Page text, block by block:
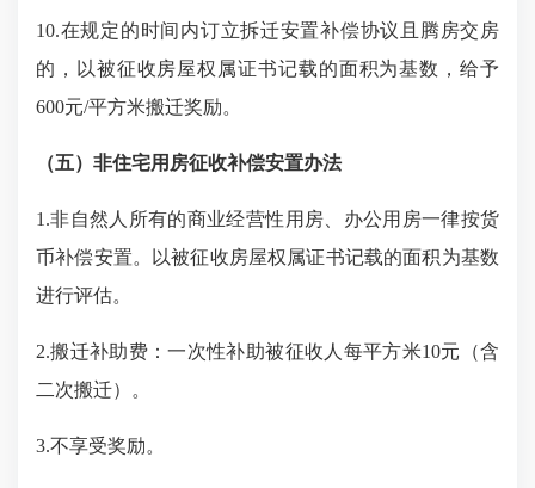
10.在规定的时间内订立拆迁安置补偿协议且腾房交房
的，
以被征收房屋权属证书记载的面积为基数，给予
600元/平方米搬迁奖励。
（五）非住宅用房征收补偿安置办法
1.非自然人所有的商业经营性用房、办公用房一律按货
币补偿安置。
以被征收房屋权属证书记载的面积为基数
进行评估。
2.搬迁补助费：一次性补助被征收人每平方米10元（含
二次搬迁）。
3.不享受奖励。